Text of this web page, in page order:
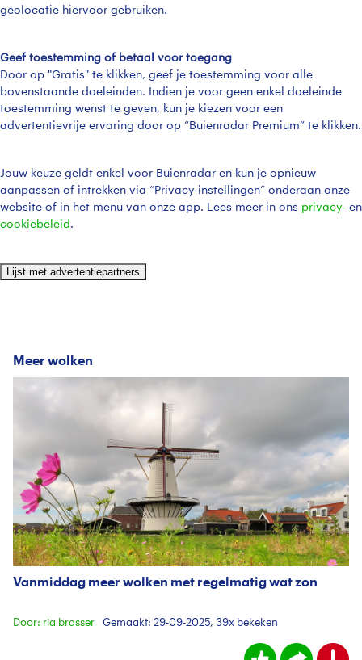
geolocatie hiervoor gebruiken.
Geef toestemming of betaal voor toegang
Door op "Gratis" te klikken, geef je toestemming voor alle
bovenstaande doeleinden. Indien je voor geen enkel doeleinde
toestemming wenst te geven, kun je kiezen voor een
advertentievrije ervaring door op “Buienradar Premium” te klikken.
Jouw keuze geldt enkel voor Buienradar en kun je opnieuw
aanpassen of intrekken via “Privacy-instellingen” onderaan onze
website of in het menu van onze app. Lees meer in ons privacy- en
cookiebeleid .
Lijst met advertentiepartners
Meer wolken
Vanmiddag meer wolken met regelmatig wat zon
Door: ria brasser Gemaakt: 29-09-2025, 39x bekeken